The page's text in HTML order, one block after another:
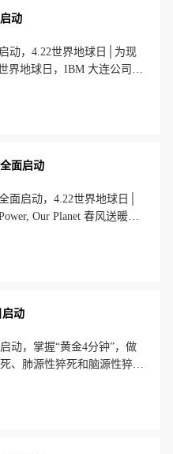
动
动，4.22世界地球日│为现
界地球日，IBM 大连公司于
物，保护生态环境。 同时，
面启动
面启动，4.22世界地球日│
Our Planet 春风送暖，
球日，以行走的力量践行责
启动
动，掌握“黄金4分钟”，做
、肺源性猝死和脑源性猝
性强、死亡率高、抢救窗口